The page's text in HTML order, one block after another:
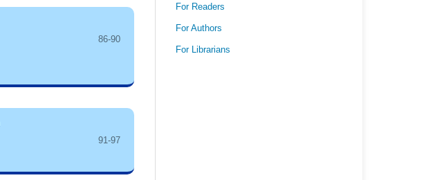
86-90
91-97
For Readers
For Authors
For Librarians